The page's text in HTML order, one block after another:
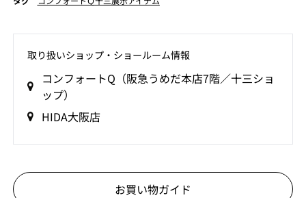
取り扱いショップ‧ショールーム情報
コンフォートQ（阪急うめだ本店7階／十三ショ
ップ）
HIDA大阪店
お買い物ガイド